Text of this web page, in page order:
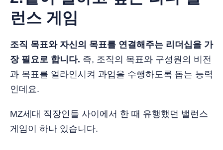
런스 게임
조직 목표와 자신의 목표를 연결해주는 리더십을 가
장 필요로 합니다. 즉, 조직의 목표와 구성원의 비전
과 목표를 얼라인시켜 과업을 수행하도록 돕는 능력
인데요.
MZ세대 직장인들 사이에서 한 때 유행했던 밸런스
게임이 하나 있습니다.